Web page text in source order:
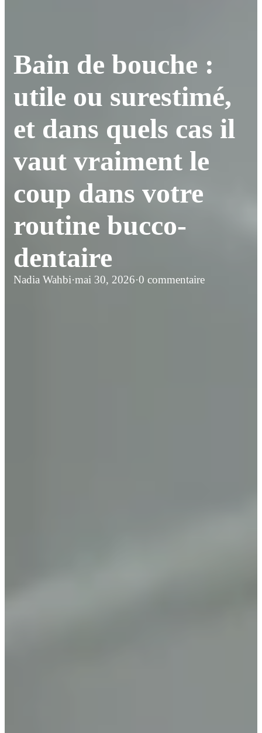
Bain de bouche :
utile ou surestimé,
et dans quels cas il
vaut vraiment le
coup dans votre
routine bucco-
dentaire
Nadia Wahbi·mai 30, 2026·0 commentaire